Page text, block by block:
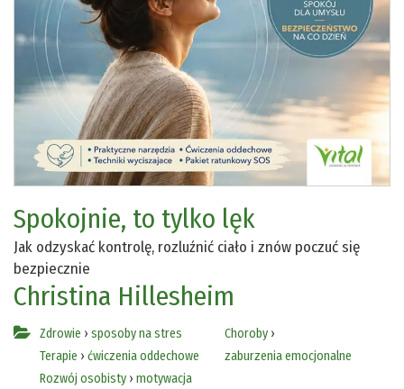
Spokojnie, to tylko lęk
Jak odzyskać kontrolę, rozluźnić ciało i znów poczuć się
bezpiecznie
Christina Hillesheim
Zdrowie › sposoby na stres
Terapie › ćwiczenia oddechowe
Rozwój osobisty › motywacja
Choroby›
zaburzenia emocjonalne